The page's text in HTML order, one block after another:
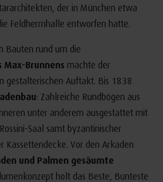
der in München etwa
Feldherrnhalle entworfen hatte.
Bauten rund um die
Max-Brunnensmachte der
gestalterischen Auftakt. Bis 1838
: Zahlreiche Rundbögen aus
unter anderem ausgestattet mit
Saal samt byzantinischer
Kassettendecke. Vor den Arkaden
und Palmen gesäumte
holt das Beste, Bunteste